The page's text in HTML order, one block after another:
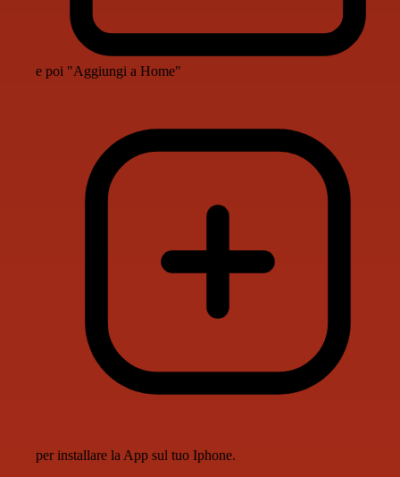
e poi "Aggiungi a Home"
per installare la App sul tuo Iphone.